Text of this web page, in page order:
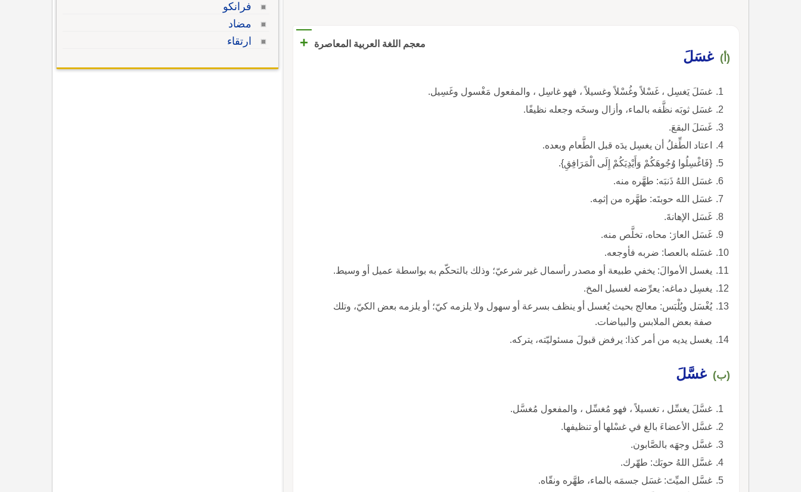
معجم اللغة العربية المعاصرة +
(أ) غسَلَ
غسَلَ يَغسِل ، غَسْلاً وغُسْلاً وغسيلاً ، فهو غاسِل ، والمفعول مَغْسول وغَسِيل.
غسَل ثوبَه نظَّفه بالماء، وأزال وسخَه وجعله نظيفًا.
غَسَلَ البقعَ.
اعتاد الطِّفلُ أن يغسِل يدَه قبل الطَّعام وبعده.
{فَاغْسِلُوا وُجُوهَكُمْ وَأَيْدِيَكُمْ إِلَى الْمَرَافِقِ}.
غسَل اللهُ ذَنبَه: طهَّره منه.
غسَل الله حوبتَه: طهَّره من إثمِه.
غَسَل الإهانةَ.
غَسَل العارَ: محاه، تخلَّص منه.
غسَله بالعصا: ضربه فأوجعه.
يغسل الأموالَ: يخفي طبيعة أو مصدر رأسمال غير شرعيّ؛ وذلك بالتحكّم به بواسطة عميل أو وسيط.
يغسِل دماغه: يعرِّضه لغسيل المخ.
يُغْسَل ويُلْبَس: معالج بحيث يُغسل أو ينظف بسرعة أو سهول ولا يلزمه كيّ؛ أو يلزمه بعض الكيّ، وتلك
صفة بعض الملابس والبياضات.
يغسل يديه من أمر كذا: يرفض قبولَ مسئوليّته، يتركه.
(ب) غسَّلَ
غسَّلَ يغسِّل ، تغسيلاً ، فهو مُغسِّل ، والمفعول مُغسَّل.
غسَّل الأعضاءَ بالغ في غسْلها أو تنظيفها.
غسَّل وجهَه بالصَّابون.
غسَّل اللهُ حوبَك: طهّرك.
غسَّل الميِّتَ: غسَل جسمَه بالماء، طهَّره ونقّاه.
فرانكو
مضاد
ارتقاء